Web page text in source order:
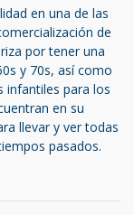
en una de las
de
por tener una
y 70s, así como
infantiles para los
en su
llevar y ver todas
pasados.